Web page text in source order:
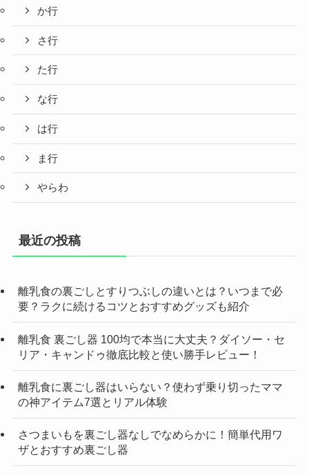
か行
さ行
た行
な行
は行
ま行
やらわ
最近の投稿
離乳食の裏ごしとすりつぶしの違いとは？いつまで必
要？ラクに続けるコツとおすすめグッズも紹介
離乳食 裏ごし器 100均で本当に大丈夫？ダイソー・セ
リア・キャンドゥ徹底比較と使い勝手レビュー！
離乳食に裏ごし器はいらない？使わず乗り切ったママ
の神アイテム7選とリアル体験
さつまいもを裏ごし器なしでなめらかに！簡単代用ワ
ザとおすすめ裏ごし器